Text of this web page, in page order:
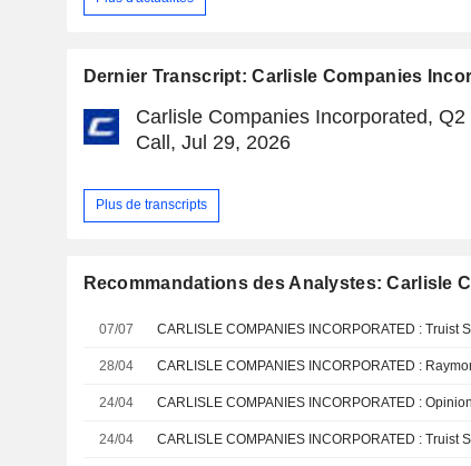
Dernier Transcript: Carlisle Companies
Carlisle Companies Incorporated,
Call, Jul 29, 2026
Plus de transcripts
Recommandations des Analystes: Carlisle
07/07
28/04
24/04 CARLISLE COMPANIES INCORPORATED :
24/04